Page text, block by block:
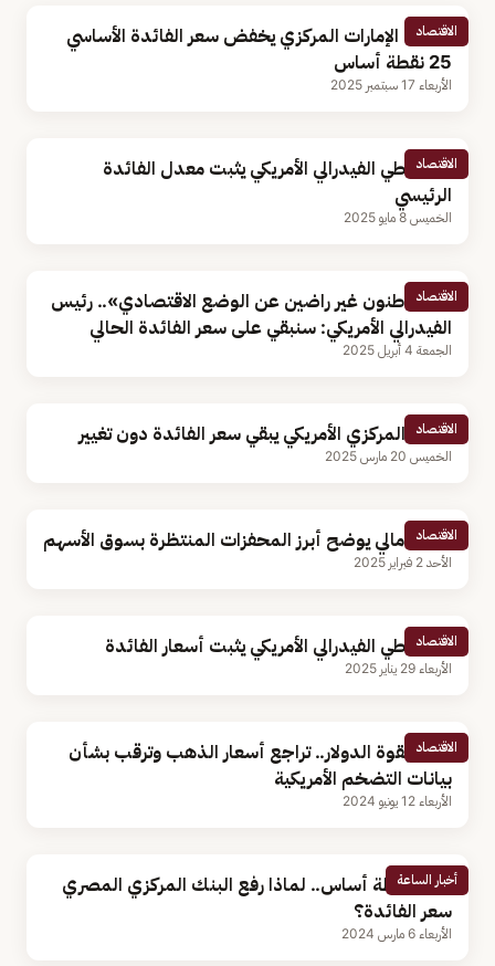
الاقتصاد
مصرف الإمارات المركزي يخفض سعر الفائدة الأساسي
25 نقطة أساس
الأربعاء 17 سبتمبر 2025
الاقتصاد
الاحتياطي الفيدرالي الأمريكي يثبت معدل الفائدة
الرئيسي
الخميس 8 مايو 2025
الاقتصاد
«المواطنون غير راضين عن الوضع الاقتصادي».. رئيس
الفيدرالي الأمريكي: سنبقي على سعر الفائدة الحالي
الجمعة 4 أبريل 2025
الاقتصاد
البنك المركزي الأمريكي يبقي سعر الفائدة دون تغيير
الخميس 20 مارس 2025
الاقتصاد
محلل مالي يوضح أبرز المحفزات المنتظرة بسوق الأسهم
الأحد 2 فبراير 2025
الاقتصاد
الاحتياطي الفيدرالي الأمريكي يثبت أسعار الفائدة
الأربعاء 29 يناير 2025
الاقتصاد
متأثرا بقوة الدولار.. تراجع أسعار الذهب وترقب بشأن
بيانات التضخم الأمريكية
الأربعاء 12 يونيو 2024
أخبار الساعة600 نقطة أساس.. لماذا رفع البنك المركزي المصري
سعر الفائدة؟
الأربعاء 6 مارس 2024